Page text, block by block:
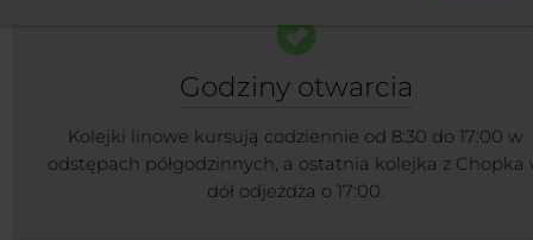
Godziny otwarcia
Kolejki linowe kursują codziennie od 8:30 do 17:00 w
odstępach półgodzinnych, a ostatnia kolejka z Chopka
dół odjeżdża o 17:00.